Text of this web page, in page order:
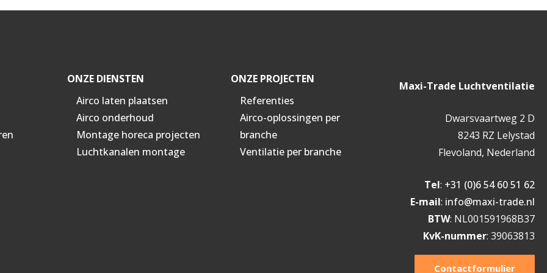
ONZE DIENSTEN
Airco laten plaatsen
Airco onderhoud
Montage horeca projecten
Luchtkanalen montage
ONZE PROJECTEN
Referenties
Airco-oplossingen per
branche
Ventilatie per branche
Maxi-Trade Luchtventilatie
Dwarsvaartweg 2 D
8243 RZ Lelystad
Flevoland, Nederland
Tel: +31 (0)6 54 60 51 62
E-mail: info@maxi-trade.nl
BTW: NL001591968B37
KvK-nummer: 39063813
Contactformulier